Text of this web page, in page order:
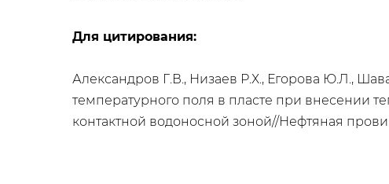
Для цитирования:
Александров Г.В., Низаев Р.Х., Егорова Ю.Л.,
температурного поля в пласте при внесении
контактной водоносной зоной//Нефтяная